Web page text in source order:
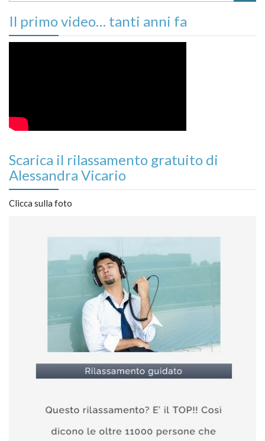
Il primo video… tanti anni fa
Scarica il rilassamento gratuito di
Alessandra Vicario
Clicca sulla foto